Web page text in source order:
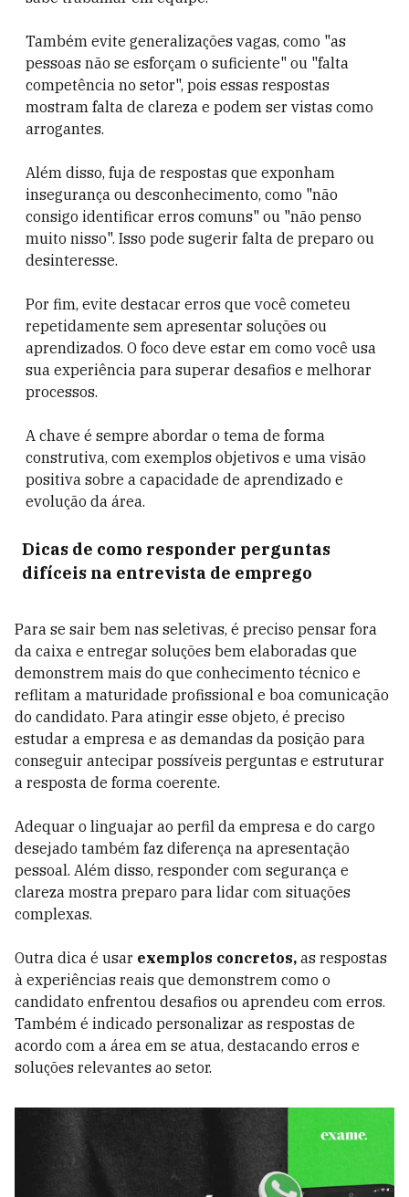
Também evite generalizações vagas, como "as
pessoas não se esforçam o suficiente" ou "falta
competência no setor", pois essas respostas
mostram falta de clareza e podem ser vistas como
arrogantes.
Além disso, fuja de respostas que exponham
insegurança ou desconhecimento, como "não
consigo identificar erros comuns" ou "não penso
muito nisso". Isso pode sugerir falta de preparo ou
desinteresse.
Por fim, evite destacar erros que você cometeu
repetidamente sem apresentar soluções ou
aprendizados. O foco deve estar em como você usa
sua experiência para superar desafios e melhorar
processos.
A chave é sempre abordar o tema de forma
construtiva, com exemplos objetivos e uma visão
positiva sobre a capacidade de aprendizado e
evolução da área.
Dicas de como responder perguntas
difíceis na entrevista de emprego
Para se sair bem nas seletivas, é preciso pensar fora
da caixa e entregar soluções bem elaboradas que
demonstrem mais do que conhecimento técnico e
reflitam a maturidade profissional e boa comunicação
do candidato. Para atingir esse objeto, é preciso
estudar a empresa e as demandas da posição para
conseguir antecipar possíveis perguntas e estruturar
a resposta de forma coerente.
Adequar o linguajar ao perfil da empresa e do cargo
desejado também faz diferença na apresentação
pessoal. Além disso, responder com segurança e
clareza mostra preparo para lidar com situações
complexas.
Outra dica é usar exemplos concretos, as respostas
à experiências reais que demonstrem como o
candidato enfrentou desafios ou aprendeu com erros.
Também é indicado personalizar as respostas de
acordo com a área em se atua, destacando erros e
soluções relevantes ao setor.